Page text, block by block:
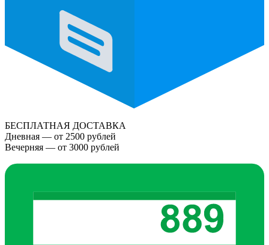
БЕСПЛАТНАЯ ДОСТАВКА
Дневная — от 2500 рублей
Вечерняя — от 3000 рублей